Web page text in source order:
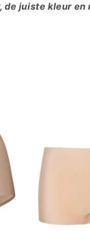
de juiste kleur en